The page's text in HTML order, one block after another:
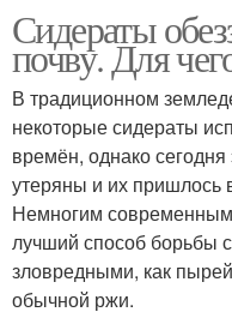
Сидераты
почву. Для
В традиционном
некоторые сидераты
времён, однако
утеряны и их пришлось
Немногим
лучший способ борьбы
зловредными, как
обычной ржи.